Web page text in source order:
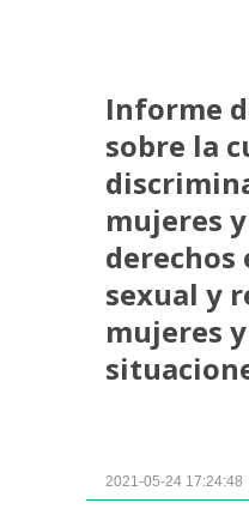
Informe
sobre la
mujeres
derechos
sexual y
mujeres
2021-05-24 17:24:48